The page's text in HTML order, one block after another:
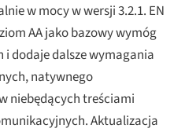
w mocy w wersji 3.2.1. EN
AA jako bazowy wymóg
dodaje dalsze wymagania
natywnego
niebędących treściami
Aktualizacja